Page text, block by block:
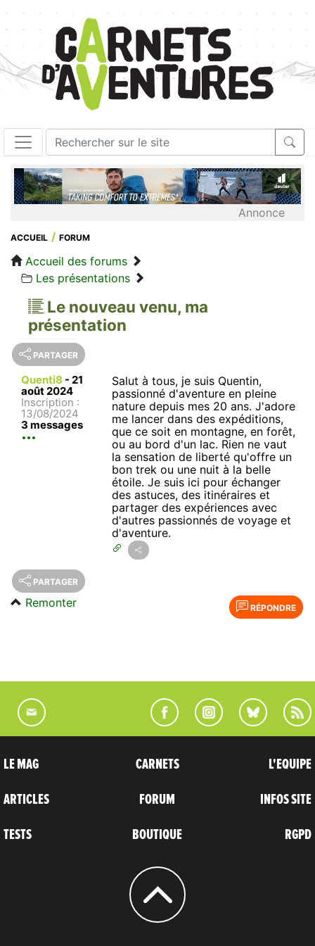
Annonce
ACCUEIL FORUM
Accueil des forums
Les présentations
Le nouveau venu, ma
présentation
PARTAGER
Quenti8 - 21
août 2024
Inscription :
13/08/2024
3 messages
Salut à tous, je suis Quentin,
passionné d'aventure en pleine
nature depuis mes 20 ans. J'adore
me lancer dans des expéditions,
que ce soit en montagne, en forêt,
ou au bord d'un lac. Rien ne vaut
la sensation de liberté qu'offre un
bon trek ou une nuit à la belle
étoile. Je suis ici pour échanger
des astuces, des itinéraires et
partager des expériences avec
d'autres passionnés de voyage et
d'aventure.
PARTAGER
RÉPONDRE
Remonter
LE MAG
ARTICLES
TESTS
CARNETS
FORUM
BOUTIQUE
L'EQUIPE
INFOS SITE
RGPD